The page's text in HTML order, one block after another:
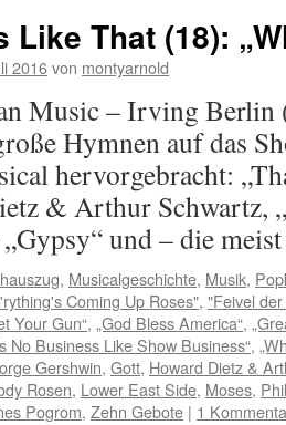
Like That (18):
2016von montyarnold
Music – Irving Berlin
Hymnen auf das
hervorgebracht:
& Arthur Schwartz,
„Gypsy“ und – die
, Musicalgeschichte, Musik,
Coming Up Roses", "Feivel
Your Gun“, „God Bless America“,
No Business Like Show Business“,
Gershwin, Gott, Howard Dietz &
Rosen, Lower East Side, Moses,
Pogrom, Zehn Gebote | 1